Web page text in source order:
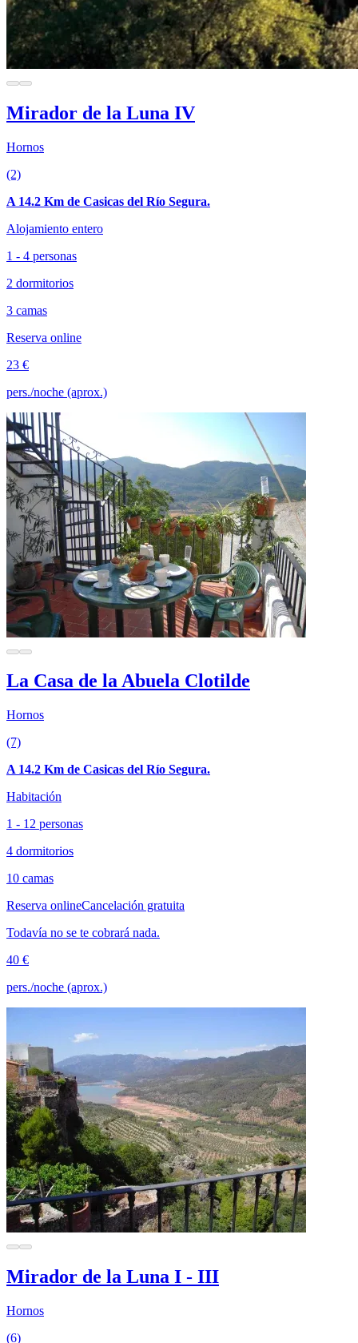
Mirador de la Luna IV
Hornos
(2)
A 14.2 Km de Casicas del Río Segura.
Alojamiento entero
1 - 4 personas
2 dormitorios
3 camas
Reserva online
23 €
pers./noche (aprox.)
La Casa de la Abuela Clotilde
Hornos
(7)
A 14.2 Km de Casicas del Río Segura.
Habitación
1 - 12 personas
4 dormitorios
10 camas
Reserva onlineCancelación gratuita
Todavía no se te cobrará nada.
40 €
pers./noche (aprox.)
Mirador de la Luna I - III
Hornos
(6)